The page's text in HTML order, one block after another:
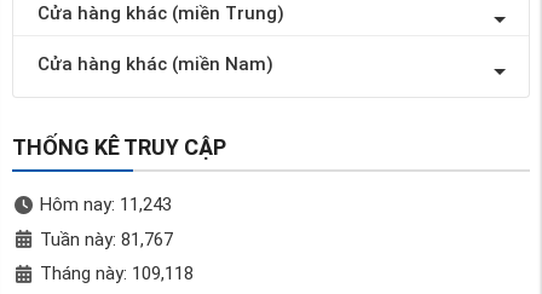
Cửa hàng khác (miền Trung)
Cửa hàng khác (miền Nam)
THỐNG KÊ TRUY CẬP
Hôm nay: 11,243
Tuần này: 81,767
Tháng này: 109,118